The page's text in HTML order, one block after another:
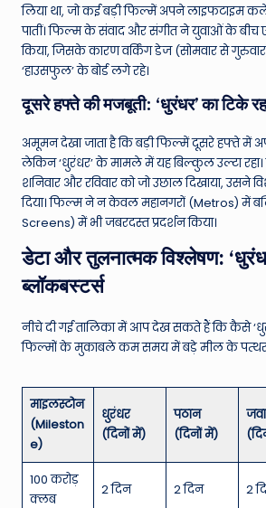
लिया था, जो कई बड़ी फिल्में अपने लाइफटाइम
पातीं। फिल्म के संवाद और संगीत ने युवाओं के बीच
किया, जिसके कारण वर्किंग डेज (सोमवार से
‘हाउसफुल’ के बोर्ड लगे रहे।
दूसरे हफ्ते की मजबूती: ‘धुरंधर’ का टिके
अमूमन देखा जाता है कि बड़ी फिल्में दूसरे हफ्ते में
लेकिन ‘धुरंधर’ के मामले में यह बिल्कुल उल्टा
शनिवार और रविवार को जो उछाल दिखाया, उसने
दिया। फिल्म ने न केवल महानगरों (Metros) में
Screens) में भी जबरदस्त प्रदर्शन किया।
डेटा और तुलनात्मक विश्लेषण:
ब्लॉकबस्टर्स
नीचे दी गई तालिका में आप देख सकते हैं कि कैसे
फिल्मों के मुकाबले कम समय में बड़े मील के पत्थर
माइलस्टोन
(Mileston
e)
धुरंधर
(दिनों में)
पठान
(दिनों में)
100 करोड़
क्लब
2 दिन 2 दिन 2